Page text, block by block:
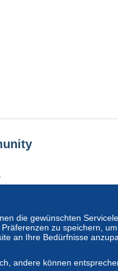
die gewünschten
zu speichern,
an Ihre Bedürfnisse
andere können